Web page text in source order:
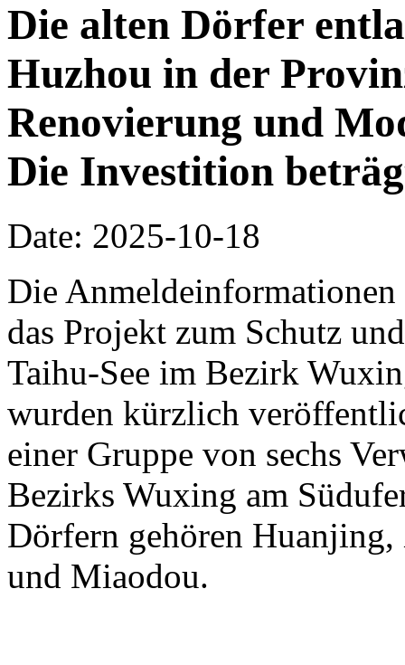
Die alten Dörfer
Huzhou in der
Renovierung und
Die Investition
Date: 2025-10-18
Die
das Projekt zum Schutz
Taihu-See im Bezirk
wurden kürzlich
einer Gruppe von sechs
Bezirks Wuxing am
Dörfern gehören
und Miaodou.